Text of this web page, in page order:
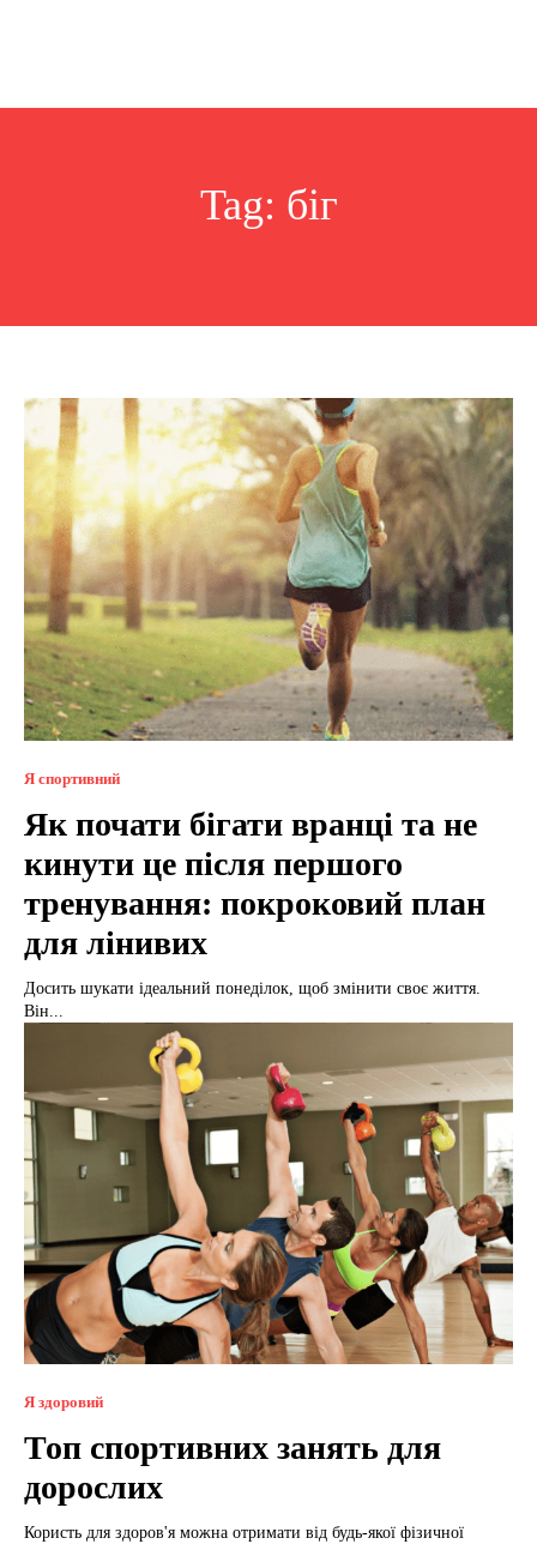
Tag: біг
Я спортивний
Як почати бігати вранці та не
кинути це після першого
тренування: покроковий план
для лінивих
Досить шукати ідеальний понеділок, щоб змінити своє життя.
Він...
Я здоровий
Топ спортивних занять для
дорослих
Користь для здоров'я можна отримати від будь-якої фізичної